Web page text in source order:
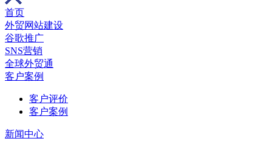
首页
外贸网站建设
谷歌推广
SNS营销
全球外贸通
客户案例
客户评价
客户案例
新闻中心